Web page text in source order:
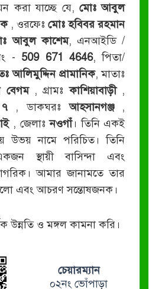
করা যাচ্ছে যে, মোঃ আবুল
, ওরফেঃমোঃ হবিবর রহমান
আবুল কাশেম, এনআইডি /
- 509 671 4646, পিতা/
আলিমুদ্দিন প্রামানিক, মাতাঃ
বেগম , গ্রামঃকাশিয়াবাড়ী ,
৭ , ডাকঘরঃআহসানগঞ্জ ,
, জেলাঃনওগাঁ। তিনি একই
উভয় নামে পরিচিত। তিনি
স্থায়ী বাসিন্দা এবং
আমার জানামতে তার
এবং আচরণ সন্তোষজনক।
উন্নতি ও মঙ্গল কামনা করি।
চেয়ারম্যান
০২নং ভোঁপাড়া